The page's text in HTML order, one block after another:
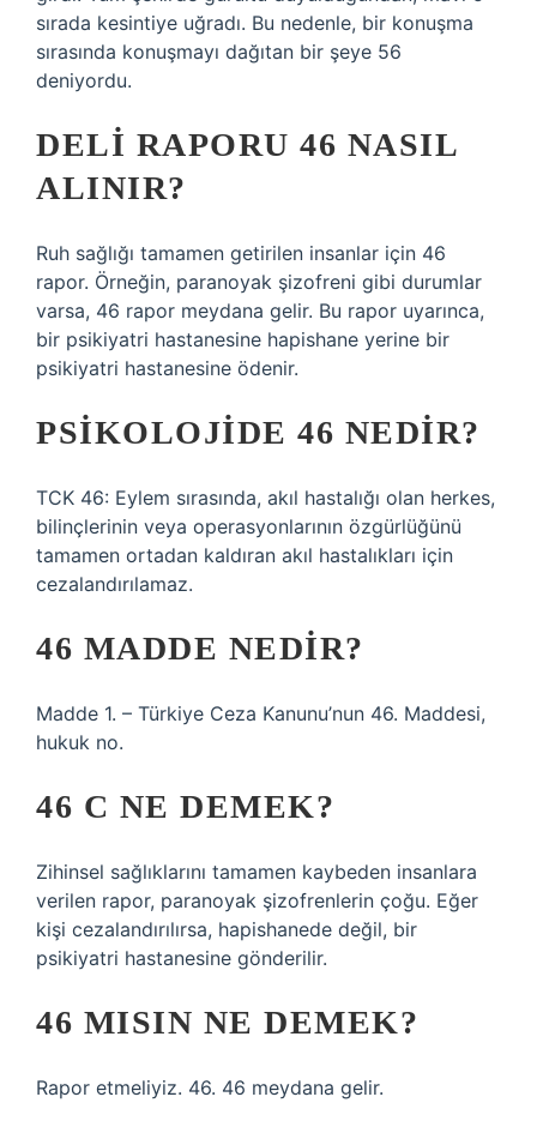
sırada kesintiye uğradı. Bu nedenle, bir konuşma
sırasında konuşmayı dağıtan bir şeye 56
deniyordu.
DELI RAPORU 46 NASIL
ALINIR?
Ruh sağlığı tamamen getirilen insanlar için 46
rapor. Örneğin, paranoyak şizofreni gibi durumlar
varsa, 46 rapor meydana gelir. Bu rapor uyarınca,
bir psikiyatri hastanesine hapishane yerine bir
psikiyatri hastanesine ödenir.
PSIKOLOJIDE 46 NEDIR?
TCK 46: Eylem sırasında, akıl hastalığı olan herkes,
bilinçlerinin veya operasyonlarının özgürlüğünü
tamamen ortadan kaldıran akıl hastalıkları için
cezalandırılamaz.
46 MADDE NEDIR?
Madde 1. – Türkiye Ceza Kanunu’nun 46. Maddesi,
hukuk no.
46 C NE DEMEK?
Zihinsel sağlıklarını tamamen kaybeden insanlara
verilen rapor, paranoyak şizofrenlerin çoğu. Eğer
kişi cezalandırılırsa, hapishanede değil, bir
psikiyatri hastanesine gönderilir.
46 MISIN NE DEMEK?
Rapor etmeliyiz. 46. 46 meydana gelir.